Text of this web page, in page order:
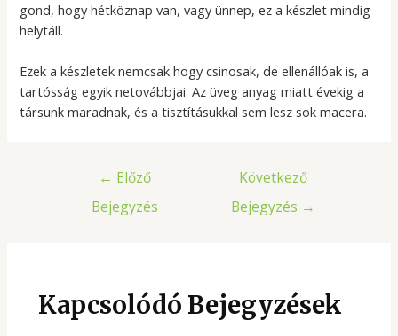
gond, hogy hétköznap van, vagy ünnep, ez a készlet mindig
helytáll.
Ezek a készletek nemcsak hogy csinosak, de ellenállóak is, a
tartósság egyik netovábbjai. Az üveg anyag miatt évekig a
társunk maradnak, és a tisztításukkal sem lesz sok macera.
← Előző
Bejegyzés
Következő
Bejegyzés →
Kapcsolódó Bejegyzések